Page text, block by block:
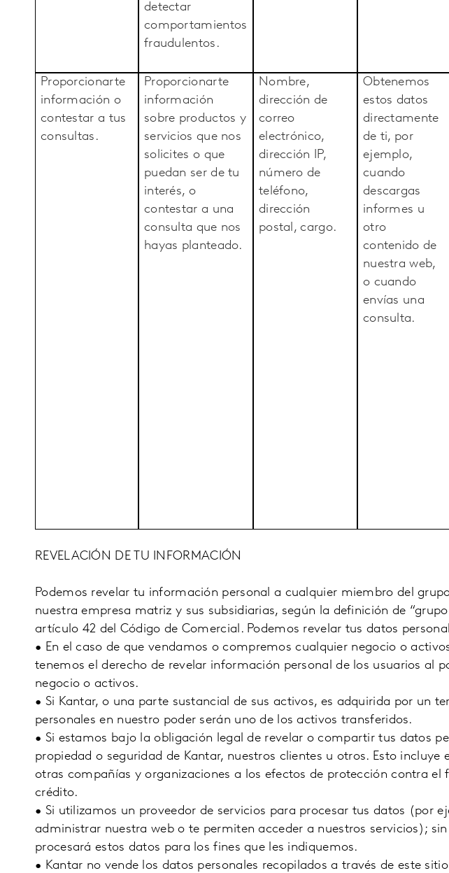
detectar
comportamientos
fraudulentos.
Proporcionarte
información o
contestar a tus
consultas.
Proporcionarte
información
sobre productos y
servicios que nos
solicites o que
puedan ser de tu
interés, o
contestar a una
consulta que nos
hayas planteado.
Nombre,
dirección de
correo
electrónico,
dirección IP,
número de
teléfono,
dirección
postal, cargo.
Obtenemos
estos datos
directamente
de ti, por
ejemplo,
cuando
descargas
informes u
otro
contenido de
nuestra web,
o cuando
envías una
consulta.
REVELACIÓN DE TU INFORMACIÓN
Podemos revelar tu información personal a cualquier miembro del
nuestra empresa matriz y sus subsidiarias, según la definición de
artículo 42 del Código de Comercial. Podemos revelar tus datos
• En el caso de que vendamos o compremos cualquier negocio o
tenemos el derecho de revelar información personal de los usuarios al
negocio o activos.
• Si Kantar, o una parte sustancial de sus activos, es adquirida por un
personales en nuestro poder serán uno de los activos transferidos.
• Si estamos bajo la obligación legal de revelar o compartir tus datos
propiedad o seguridad de Kantar, nuestros clientes u otros. Esto
otras compañías y organizaciones a los efectos de protección contra el
crédito.
• Si utilizamos un proveedor de servicios para procesar tus datos (por
administrar nuestra web o te permiten acceder a nuestros servicios);
procesará estos datos para los fines que les indiquemos.
• Kantar no vende los datos personales recopilados a través de este